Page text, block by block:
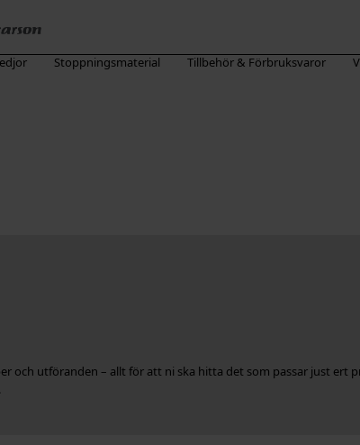
Stoppningsmaterial Tillbehör & Förbruksvaror
utföranden – allt för att ni ska hitta det som passar just ert